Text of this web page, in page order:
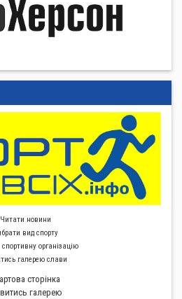
Читати новини
вид спорту
спортивну органiзацiю
галерею слави
сторiнка
галерею